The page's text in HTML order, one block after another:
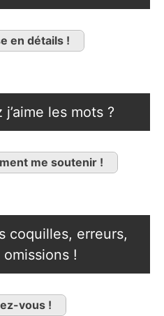
en détails !
les mots ?
me soutenir !
coquilles, erreurs,
!
vous !